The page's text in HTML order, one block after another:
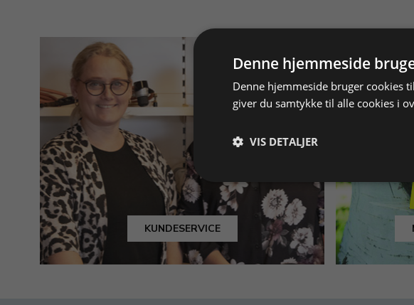
KUNDESERVICE
Denne hjemmeside
Denne hjemmeside bruger cookies
giver du samtykke til alle cookies i
VIS DETALJER